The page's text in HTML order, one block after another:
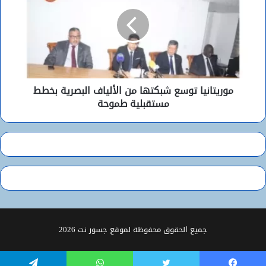
موريتانيا توسع شبكتها من الألياف البصرية بخطط
مستقبلية طموحة
جميع الحقوق محفوظة لموقع جسور نت 2026